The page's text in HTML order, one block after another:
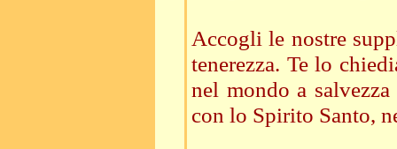
Accogli le nostre
tenerezza. Te lo
nel mondo a
con lo Spirito Santo,